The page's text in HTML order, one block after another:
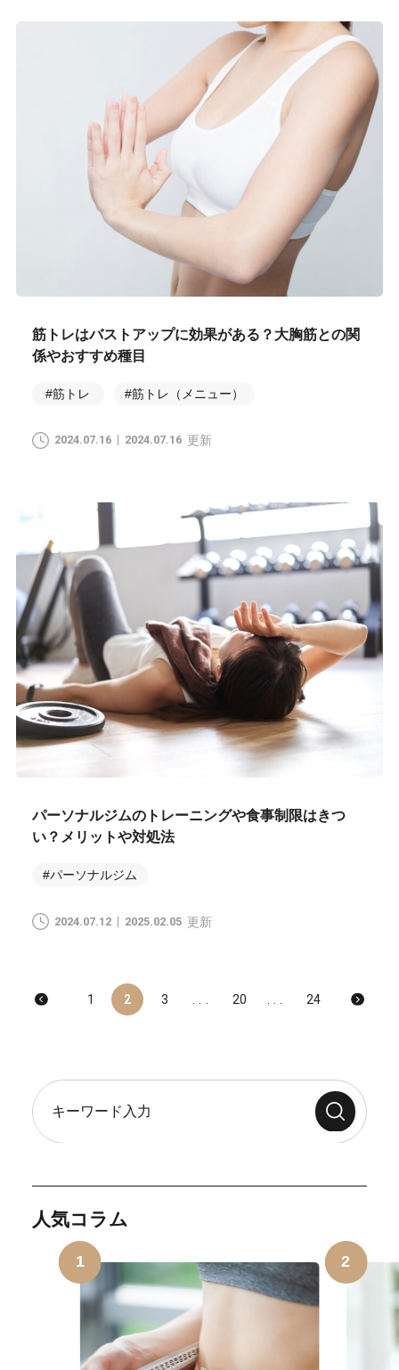
筋トレはバストアップに効果がある？大胸筋との関
係やおすすめ種目
#筋トレ #筋トレ（メニュー）
2024.07.16 2024.07.16 更新
パーソナルジムのトレーニングや食事制限はきつ
い？メリットや対処法
#パーソナルジム
2024.07.12 2025.02.05 更新
1 2 3 20 24
人気コラム